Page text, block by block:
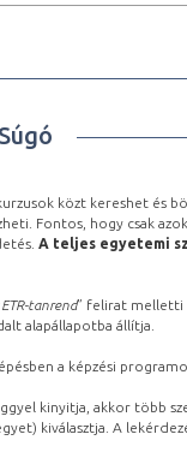
Súgó
közt kereshet és
Fontos, hogy csak
A teljes egyetemi
tanrend” felirat melletti
alapállapotba állítja.
a képzési
kinyitja, akkor több
kiválasztja. A